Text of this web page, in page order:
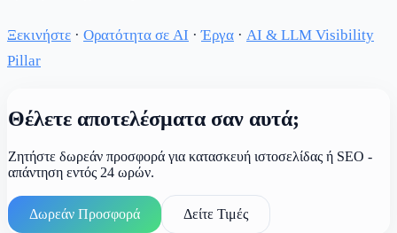
Ξεκινήστε · Ορατότητα σε AI ·Έργα · AI & LLM Visibility
Pillar
Θέλετε αποτελέσματα σαν αυτά;
Ζητήστε δωρεάν προσφορά για κατασκευή ιστοσελίδας ή SEO -
απάντηση εντός 24 ωρών.
Δωρεάν Προσφορά Δείτε Τιμές